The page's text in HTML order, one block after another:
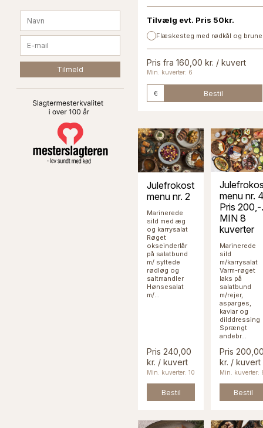
Tilvælg evt. Pris 50kr.
Flæskesteg med rødkål og
Pris fra 160,00 kr. / kuvert
Min. kuverter: 6
Bestil
Julefrokost
menu nr. 2
Marinerede
sild med æg
og karrysalat
Røget
okseinderlår
på salatbund
m/ syltede
rødløg og
saltmandler
Hønsesalat
m/...
Pris 240,00
kr. / kuvert
Min. kuverter: 10
Bestil
menu nr.
Pris 200,-.
MIN 8
kuverter
Marinerede
sild
m/karrysalat
Varm-røget
laks på
salatbund
m/rejer,
asparges,
kaviar og
dilddressing
Sprængt
andebr...
Pris
kr. / kuvert
Min. kuverter:
Bestil